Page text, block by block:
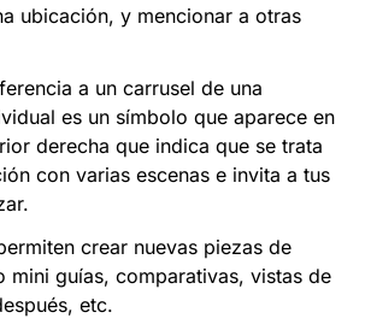
ubicación, y mencionar a otras
a un carrusel de una
es un símbolo que aparece en
derecha que indica que se trata
con varias escenas e invita a tus
crear nuevas piezas de
mini guías, comparativas, vistas de
etc.